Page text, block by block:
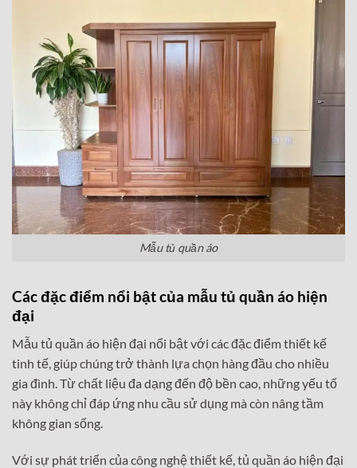
Mẫu tủ quần áo
Các đặc điểm nổi bật của mẫu tủ quần áo hiện
đại
Mẫu tủ quần áo hiện đại nổi bật với các đặc điểm thiết kế
tinh tế, giúp chúng trở thành lựa chọn hàng đầu cho nhiều
gia đình. Từ chất liệu đa dạng đến độ bền cao, những yếu tố
này không chỉ đáp ứng nhu cầu sử dụng mà còn nâng tầm
không gian sống.
Với sự phát triển của công nghệ thiết kế, tủ quần áo hiện đại